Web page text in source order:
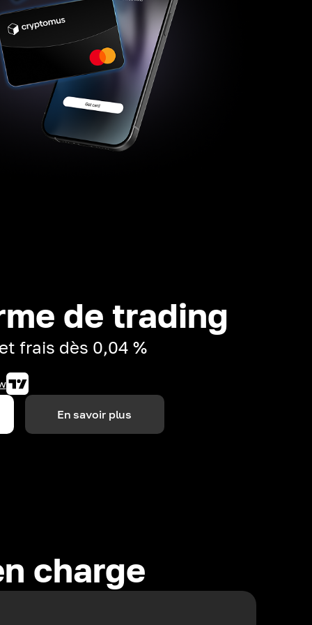
de trading
frais dès 0,04 %
En savoir plus
charge